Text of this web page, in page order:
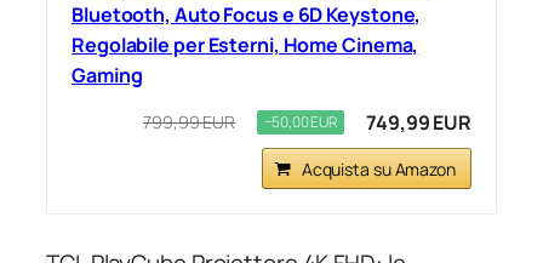
Bluetooth, Auto Focus e 6D Keystone,
Regolabile per Esterni, Home Cinema,
Gaming
799,99 EUR −50,00 EUR 749,99 EUR
Acquista su Amazon